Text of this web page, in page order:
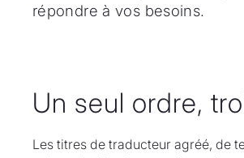
répondre à vos besoins.
Un seul ordre,
Les titres de traducteur agréé, de